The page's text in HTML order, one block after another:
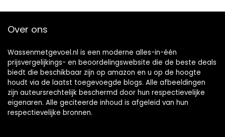
Over ons
Wassenmetgevoel.nl is een moderne alles-in-één
prijsvergelijkings- en beoordelingswebsite die de beste deals
biedt die beschikbaar zijn op amazon en u op de hoogte
houdt via de laatst toegevoegde blogs. Alle afbeeldingen
zijn auteursrechtelijk beschermd door hun respectievelijke
eigenaren. Alle geciteerde inhoud is afgeleid van hun
respectievelijke bronnen.